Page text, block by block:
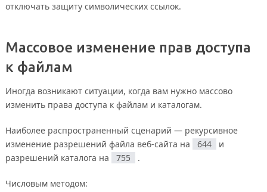
отключать защиту символических ссылок.
Массовое изменение прав доступа
к файлам
Иногда возникают ситуации, когда вам нужно массово
изменить права доступа к файлам и каталогам.
Наиболее распространенный сценарий — рекурсивное
изменение разрешений файла веб-сайта на
644
и
разрешений каталога на
755 .
Числовым методом: